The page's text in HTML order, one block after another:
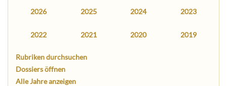
2026 2025 2024 2023
2022 2021 2020 2019
Rubriken durchsuchen
Dossiers öffnen
Alle Jahre anzeigen